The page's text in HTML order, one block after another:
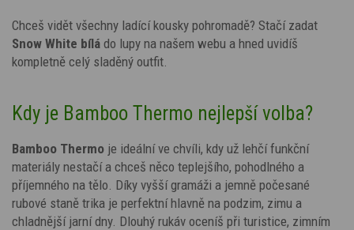
Chceš vidět všechny ladící kousky pohromadě? Stačí zadat
Snow White bílá do lupy na našem webu a hned uvidíš
kompletně celý sladěný outfit.
Kdy je Bamboo Thermo nejlepší volba?
Bamboo Thermo je ideální ve chvíli, kdy už lehčí funkční
materiály nestačí a chceš něco teplejšího, pohodlného a
příjemného na tělo. Díky vyšší gramáži a jemně počesané
rubové staně trika je perfektní hlavně na podzim, zimu a
chladnější jarní dny. Dlouhý rukáv oceníš při turistice, zimním